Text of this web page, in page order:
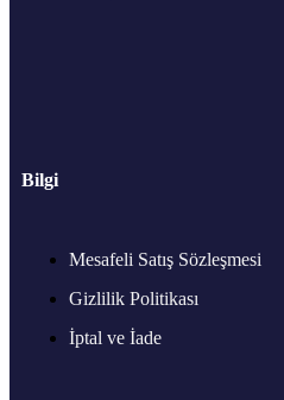
Bilgi
Mesafeli Satış Sözleşmesi
Gizlilik Politikası
İptal ve İade